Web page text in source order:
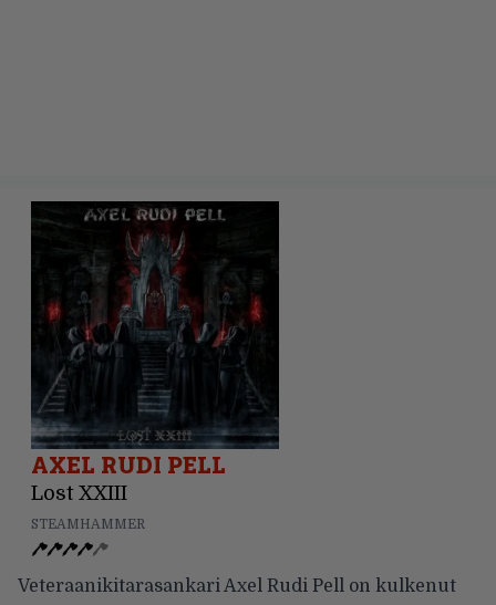
AXEL RUDI PELL
Lost XXIII
STEAMHAMMER
Veteraanikitarasankari Axel Rudi Pell on kulkenut